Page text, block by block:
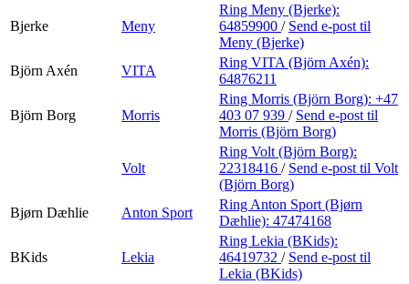
Bjerke Meny
Ring Meny (Bjerke):
64859900 / Send e-post til
Meny (Bjerke)
Björn Axén
VITA
Ring VITA (Björn Axén):
64876211
Björn Borg Morris
Ring Morris (Björn Borg): +47
403 07 939 / Send e-post til
Morris (Björn Borg)
Volt
Ring Volt (Björn Borg):
22318416 / Send e-post til Volt
(Björn Borg)
Bjørn Dæhlie
Anton Sport
Ring Anton Sport (Bjørn
Dæhlie): 47474168
BKids Lekia
Ring Lekia (BKids):
46419732 / Send e-post til
Lekia (BKids)